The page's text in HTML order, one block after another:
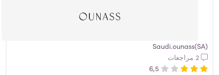
Saudi.ounass(SA)
6,5